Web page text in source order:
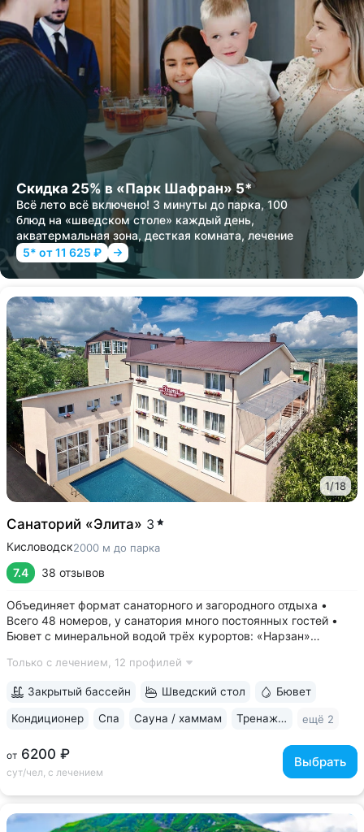
Скидка 25% в «Парк Шафран» 5*
Всё лето всё включено! 3 минуты до парка, 100
блюд на «шведском столе» каждый день,
акватермальная зона, десткая комната, лечение
5* от 11 625 ₽
1/18
Санаторий «Элита» 3
Кисловодск2000 м до парка
7.4 38 отзывов
Объединяет формат санаторного и загородного отдыха •
Всего 48 номеров, у санатория много постоянных гостей •
Бювет с минеральной водой трёх курортов: «Нарзан»
(Железноводск) • Номера отельного типа с хорошим
Только с лечением, 12 профилей
от 6200 ₽
сут/чел, с лечением
Выбрать
Закрытый бассейн Шведский стол Бювет
Кондиционер Спа Сауна / хаммам Тренажерный зал ещё 2